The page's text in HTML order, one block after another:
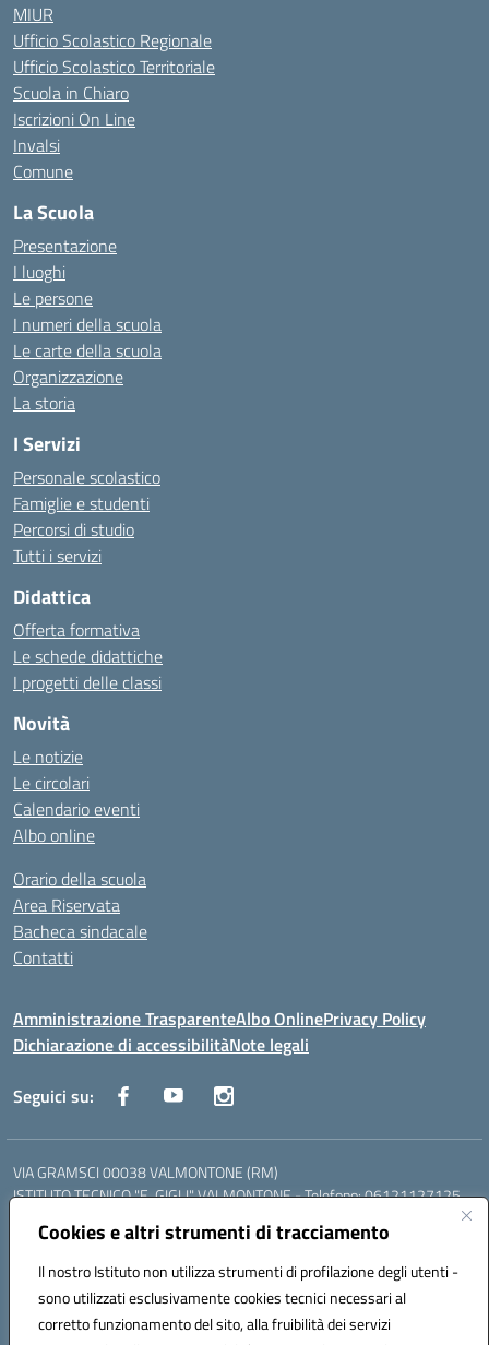
Cookies e altri strumenti di tracciamento
Il nostro Istituto non utilizza strumenti di profilazione degli utenti -
sono utilizzati esclusivamente cookies tecnici necessari al
corretto funzionamento del sito, alla fruibilità dei servizi
MIUR
Ufficio Scolastico Regionale
Ufficio Scolastico Territoriale
Scuola in Chiaro
Iscrizioni On Line
Invalsi
Comune
La Scuola
Presentazione
I luoghi
Le persone
I numeri della scuola
Le carte della scuola
Organizzazione
La storia
I Servizi
Personale scolastico
Famiglie e studenti
Percorsi di studio
Tutti i servizi
Didattica
Offerta formativa
Le schede didattiche
I progetti delle classi
Novità
Le notizie
Le circolari
Calendario eventi
Albo online
Orario della scuola
Area Riservata
Bacheca sindacale
Contatti
Amministrazione TrasparenteAlbo OnlinePrivacy Policy
Dichiarazione di accessibilitàNote legali
Seguici su:
VIA GRAMSCI 00038 VALMONTONE (RM)
ISTITUTO TECNICO "E. GIGLI" VALMONTONE - Telefono: 06121127125
06121126825
LICEO DELLE SCIENZE UMANE "P.L. NERVI" SEGNI - Telefono:
Mail: RMIS099002@istruzione.it - PEC: RMIS099002@pec.istruzione.it
Codice meccanografico: RMIS099002